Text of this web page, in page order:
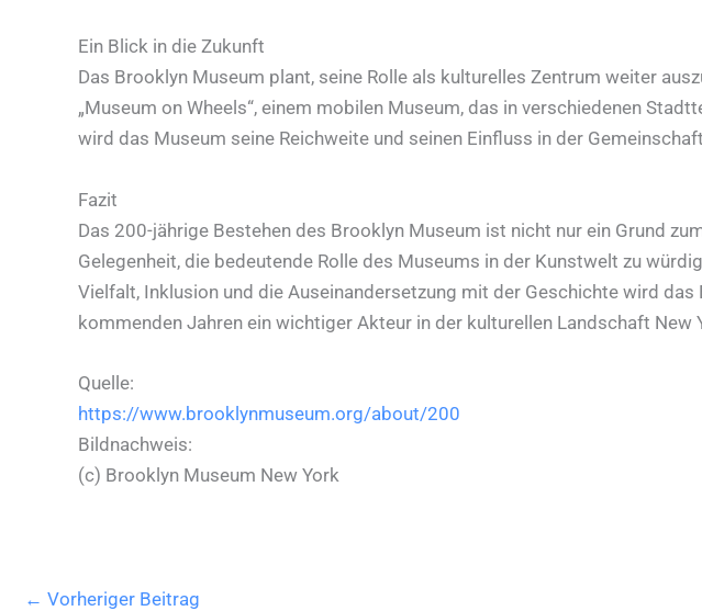
Ein Blick in die Zukunft
Das Brooklyn Museum plant, seine Rolle als kulturelles Zentrum weiter
„Museum on Wheels“, einem mobilen Museum, das in verschiedenen
wird das Museum seine Reichweite und seinen Einfluss in der
Fazit
Das 200-jährige Bestehen des Brooklyn Museum ist nicht nur ein Grund
Gelegenheit, die bedeutende Rolle des Museums in der Kunstwelt zu
Vielfalt, Inklusion und die Auseinandersetzung mit der Geschichte wird das
kommenden Jahren ein wichtiger Akteur in der kulturellen Landschaft New
Quelle:
https://www.brooklynmuseum.org/about/200
Bildnachweis:
(c) Brooklyn Museum New York
← Vorheriger Beitrag